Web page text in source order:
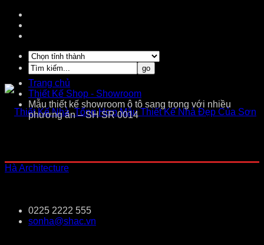
0225 2222 555
sonha@shac.vn
Trang chủ
Thiết Kế Shop - Showroom
Mẫu thiết kế showroom ô tô sang trọng với nhiều
phương án – SH SR 0014